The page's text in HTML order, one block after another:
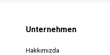
Unternehmen
Hakkımızda